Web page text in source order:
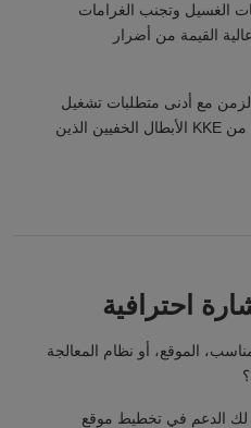
الغسيل وتجنب الغرامات
القيمة من أضرار
مع أدنى متطلبات تشغيل
من KKE الأبطال الخفيين الذين
احترافية
الموقع، أو نظام المعالجة
لك الدعم في تخطيط موقع